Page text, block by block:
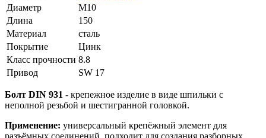
Диаметр
М10
Длина
150
Материал
сталь
Покрытие
Цинк
Класс прочности 8.8
Привод
SW 17
Болт DIN 931 - крепежное изделие в виде шпильки с
неполной резьбой и шестигранной головкой.
Применение: универсальный крепёжный элемент для
разъёмных соединений, подходит для создания разборных